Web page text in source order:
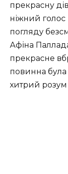
прекрасну
ніжний голос
погляду
Афіна
прекрасне
повинна була
хитрий розум